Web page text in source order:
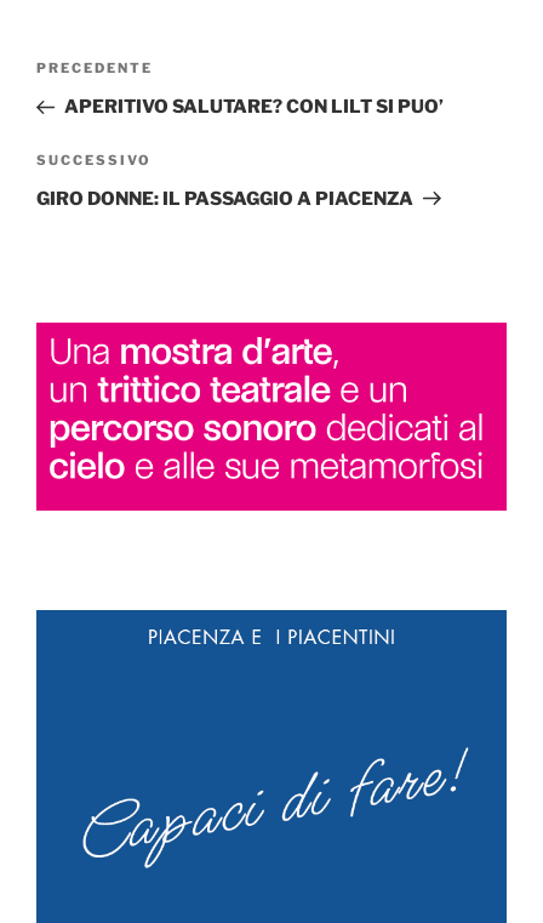
Navigazione
Articolo
precedente:
PRECEDENTE
APERITIVO SALUTARE? CON LILT SI PUO’
Articolo
successivo
SUCCESSIVO
GIRO DONNE: IL PASSAGGIO A PIACENZA